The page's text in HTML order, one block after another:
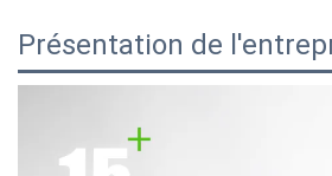
Présentation de